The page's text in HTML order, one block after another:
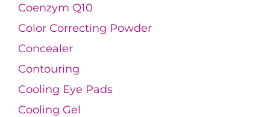
Coenzym Q10
Color Correcting Powder
Concealer
Contouring
Cooling Eye Pads
Cooling Gel